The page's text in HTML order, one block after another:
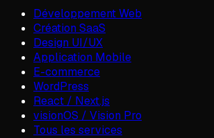
Développement Web
Création SaaS
Design UI/UX
Application Mobile
E-commerce
WordPress
React / Next.js
visionOS / Vision Pro
Tous les services